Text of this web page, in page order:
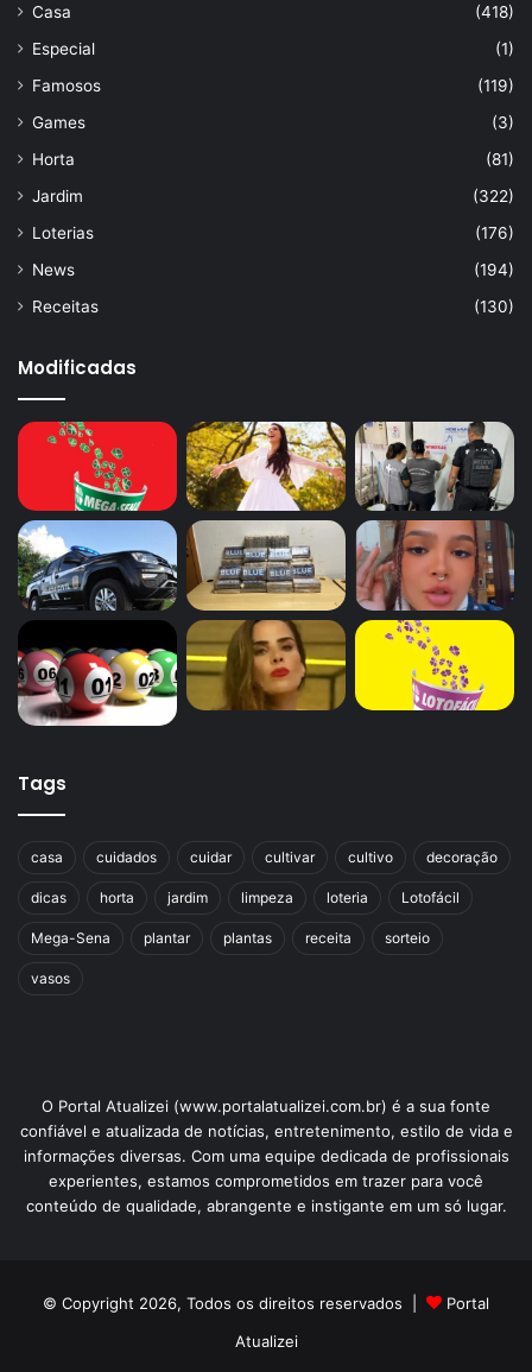
Casa
(418)
Especial
(1)
Famosos
(119)
Games
(3)
Horta
(81)
Jardim
(322)
Loterias
(176)
News
(194)
Receitas
(130)
Modificadas
Tags
casa cuidados cuidar cultivar cultivo decoração
dicas horta jardim limpeza loteria Lotofácil
Mega-Sena plantar plantas receita sorteio
vasos
O Portal Atualizei (www.portalatualizei.com.br) é a sua fonte
confiável e atualizada de notícias, entretenimento, estilo de vida e
informações diversas. Com uma equipe dedicada de profissionais
experientes, estamos comprometidos em trazer para você
conteúdo de qualidade, abrangente e instigante em um só lugar.
© Copyright 2026, Todos os direitos reservados |
Portal
Atualizei